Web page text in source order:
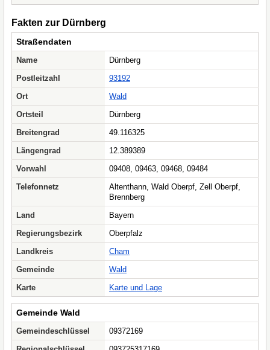
Fakten zur Dürnberg
Straßendaten
Name
Dürnberg
Postleitzahl
93192
Ort
Wald
Ortsteil
Dürnberg
Breitengrad
49.116325
Längengrad
12.389389
Vorwahl
09408, 09463, 09468, 09484
Telefonnetz
Altenthann, Wald Oberpf, Zell Oberpf,
Brennberg
Land
Bayern
Regierungsbezirk
Oberpfalz
Landkreis
Cham
Gemeinde
Wald
Karte
Karte und Lage
Gemeinde Wald
Gemeindeschlüssel
09372169